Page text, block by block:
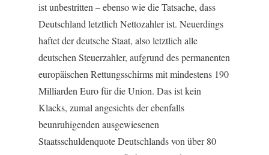
ist unbestritten – ebenso wie die Tatsache, dass
Deutschland letztlich Nettozahler ist. Neuerdings
haftet der deutsche Staat, also letztlich alle
deutschen Steuerzahler, aufgrund des permanenten
europäischen Rettungsschirms mit mindestens 190
Milliarden Euro für die Union. Das ist kein
Klacks, zumal angesichts der ebenfalls
beunruhigenden ausgewiesenen
Staatsschuldenquote Deutschlands von über 80